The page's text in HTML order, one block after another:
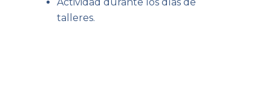
talleres.